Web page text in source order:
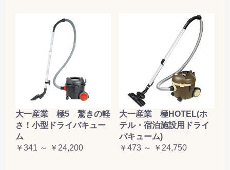
大一産業 極5 驚きの軽
さ！小型ドライバキュー
ム
￥341 ～ ￥24,200
大一産業 極HOTEL(ホ
テル・宿泊施設用ドライ
バキューム)
￥473 ～ ￥24,750